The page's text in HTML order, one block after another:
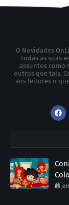
O Novidades
todas as suas
assuntos como
outros que tais.
aos leitores o